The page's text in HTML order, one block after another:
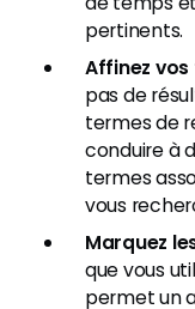
pertinents.
Affinez
pas de
termes de
conduire à
termes
vous
Marquez
que vous
permet un